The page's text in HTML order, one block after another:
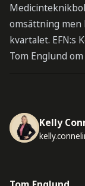
omsättning
kvartalet. EFN:s
Tom Englund
Kelly